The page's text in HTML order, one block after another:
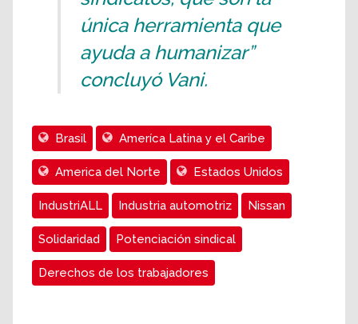
única herramienta que
ayuda a humanizar”
concluyó Vani.
Brasil Ameríca Latina y el Caribe
America del Norte Estados Unidos
IndustriALL Industria automotriz Nissan
Solidaridad Potenciación sindical
Derechos de los trabajadores